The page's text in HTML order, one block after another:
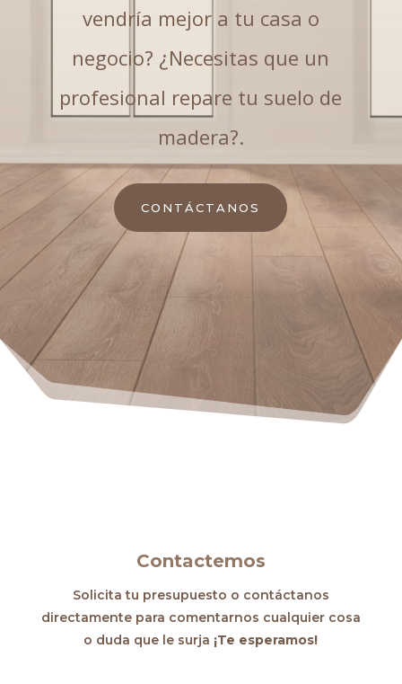
vendría mejor a tu casa o
negocio? ¿Necesitas que un
profesional repare tu suelo de
madera?.
CONTÁCTANOS
Contactemos
Solicita tu presupuesto o contáctanos
directamente para comentarnos cualquier cosa
o duda que le surja ¡Te esperamos!